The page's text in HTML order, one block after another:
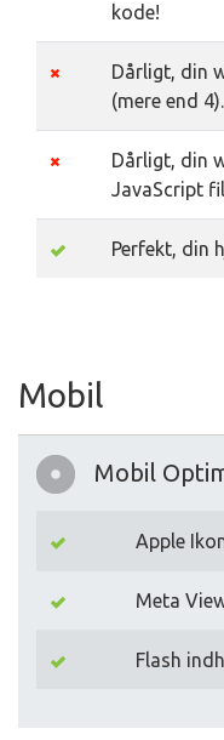
kode!
Dårligt, din
(mere end 4).
Dårligt, din
JavaScript
Perfekt, din
Mobil
Mobil
Apple
Meta
Flash